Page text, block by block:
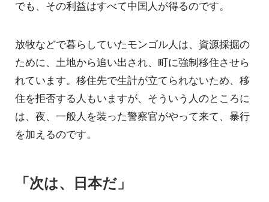
でも、その利益はすべて中国人が得るのです。
放牧などで暮らしていたモンゴル人は、資源採掘の
ために、土地から追い出され、町に強制移住させら
れています。移住先で生計が立てられないため、移
住を拒否する人もいますが、そういう人のところに
は、夜、一般人を装った警察官がやって来て、暴行
を加えるのです。
「次は、日本だ」